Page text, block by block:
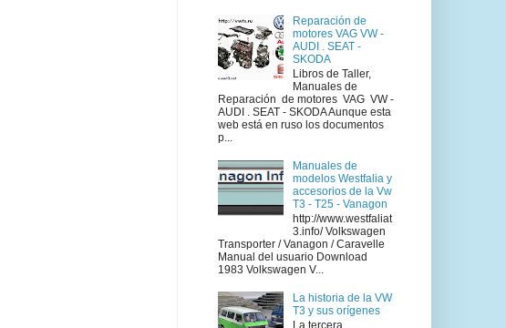
Reparación de
motores VAG VW -
AUDI . SEAT -
SKODA
Libros de Taller,
Manuales de
Reparación de motores VAG VW -
AUDI . SEAT - SKODA Aunque esta
web está en ruso los documentos
p...
Manuales de
modelos Westfalia y
accesorios de la Vw
T3 - T25 - Vanagon
http://www.westfaliat
3.info/ Volkswagen
Transporter / Vanagon / Caravelle
Manual del usuario Download
1983 Volkswagen V...
La historia de la VW
T3 y sus orígenes